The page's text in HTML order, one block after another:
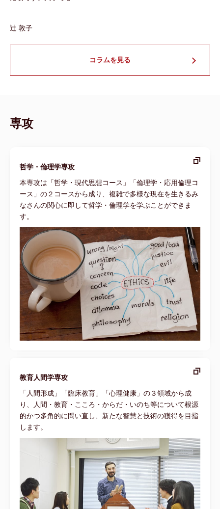
辻 敦子
コラムを見る
専攻
哲学・倫理学専攻
本専攻は「哲学・現代思想コース」「倫理学・応用倫理コ
ース」の２コースから成り、複雑で多様な現在を生きるみ
なさんの関心に即して哲学・倫理学を学ぶことができま
す。
教育人間学専攻
「人間形成」「臨床教育」「心理健康」の３領域から成
り、人間・教育・こころ・からだ・いのち等について根源
的かつ多角的に問い直し、新たな智慧と技術の獲得を目指
します。